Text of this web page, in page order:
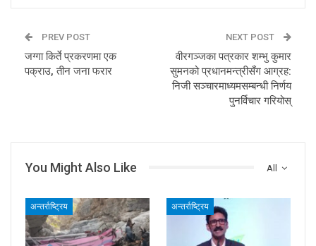
PREV POST
जग्गा किर्ते प्रकरणमा एक
पक्राउ, तीन जना फरार
NEXT POST
वीरगञ्जका पत्रकार शम्भु कुमार
सुमनको प्रधानमन्त्रीसँग आग्रह:
निजी सञ्चारमाध्यमसम्बन्धी निर्णय
पुनर्विचार गरियोस्
All
You Might Also Like
अन्तर्राष्ट्रिय अन्तर्राष्ट्रिय